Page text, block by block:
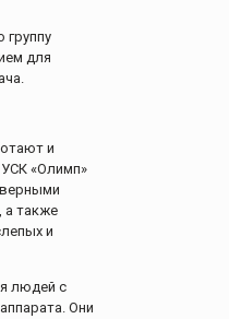
группу
для
и
«Олимп»
а также
и
людей с
Они